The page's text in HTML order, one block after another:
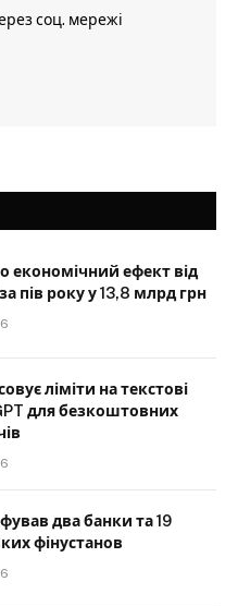
соц. мережі
економічний ефект від
за пів року у 13,8 млрд грн
ліміти на текстові
для безкоштовних
два банки та 19
фінустанов